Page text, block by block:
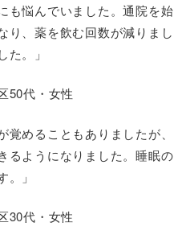
も悩んでいました。通院を始
り、薬を飲む回数が減りまし
。」
50代・女性
覚めることもありましたが、
るようになりました。睡眠の
」
30代・女性